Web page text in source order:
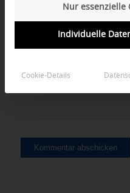
Nur essenzielle
Individuelle
Cookie-Details